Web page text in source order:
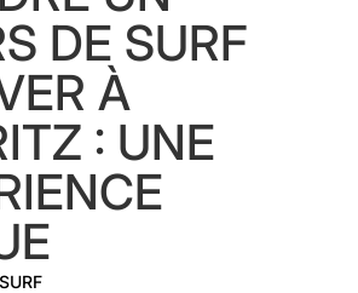
DE SURF
À
: UNE
SURF